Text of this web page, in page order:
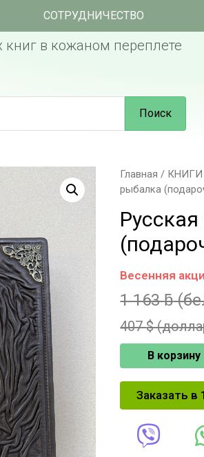
СОТРУДНИЧЕСТВО
в кожаном переплете
Поиск
Главная /
рыбалка
Весенняя
1 163ƃ
407$
В корзину
Заказать в